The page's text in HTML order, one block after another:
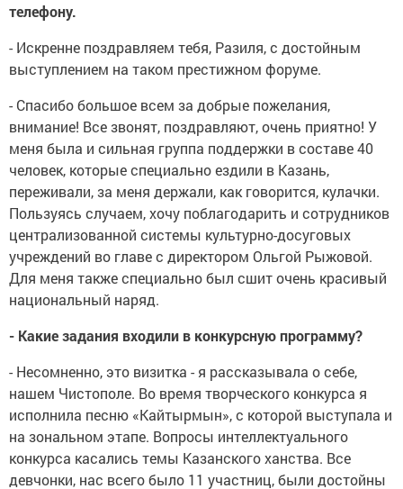
телефону.
- Искренне поздравляем тебя, Разиля, с достойным
выступлением на таком престижном форуме.
- Спасибо большое всем за добрые пожелания,
внимание! Все звонят, поздравляют, очень приятно! У
меня была и сильная группа поддержки в составе 40
человек, которые специально ездили в Казань,
переживали, за меня держали, как говорится, кулачки.
Пользуясь случаем, хочу поблагодарить и сотрудников
централизованной системы культурно-досуговых
учреждений во главе с директором Ольгой Рыжовой.
Для меня также специально был сшит очень красивый
национальный наряд.
- Какие задания входили в конкурсную программу?
- Несомненно, это визитка - я рассказывала о себе,
нашем Чистополе. Во время творческого конкурса я
исполнила песню «Кайтырмын», с которой выступала и
на зональном этапе. Вопросы интеллектуального
конкурса касались темы Казанского ханства. Все
девчонки, нас всего было 11 участниц, были достойны